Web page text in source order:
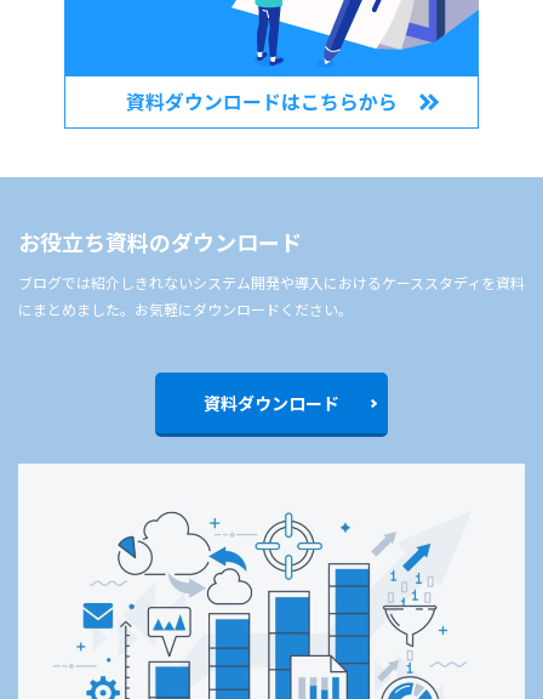
お役立ち資料のダウンロード
ブログでは紹介しきれないシステム開発や導入におけるケーススタディを資料
にまとめました。お気軽にダウンロードください。
資料ダウンロード